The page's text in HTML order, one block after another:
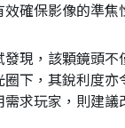
確保影像的準焦
現，該顆鏡頭
下，其銳利度亦
求玩家，則建